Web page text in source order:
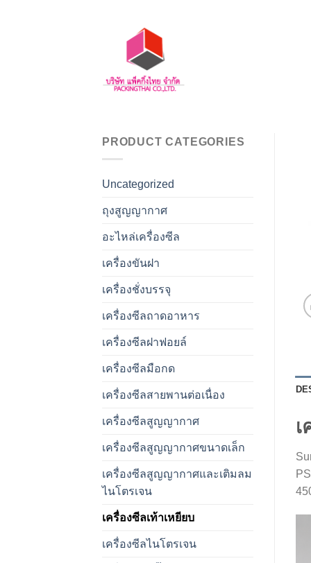
PRODUCT CATEGORIES
Uncategorized
ถุงสูญญากาศ
อะไหล่เครื่องซีล
เครื่องขันฝา
เครื่องชั่งบรรจุ
เครื่องซีลถาดอาหาร
เครื่องซีลฝาฟอยล์
เครื่องซีลมือกด
เครื่องซีลสายพานต่อเนื่อง
เครื่องซีลสูญญากาศ
เครื่องซีลสูญญากาศขนาดเล็ก
เครื่องซีลสูญญากาศและเติมลม
ไนโตรเจน
เครื่องซีลเท้าเหยียบ
เครื่องซีลไนโตรเจน